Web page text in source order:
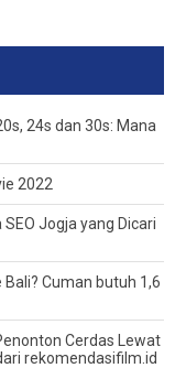
24s dan 30s: Mana
2022
Jogja yang Dicari
Bali? Cuman butuh 1,6
Cerdas Lewat
rekomendasifilm.id